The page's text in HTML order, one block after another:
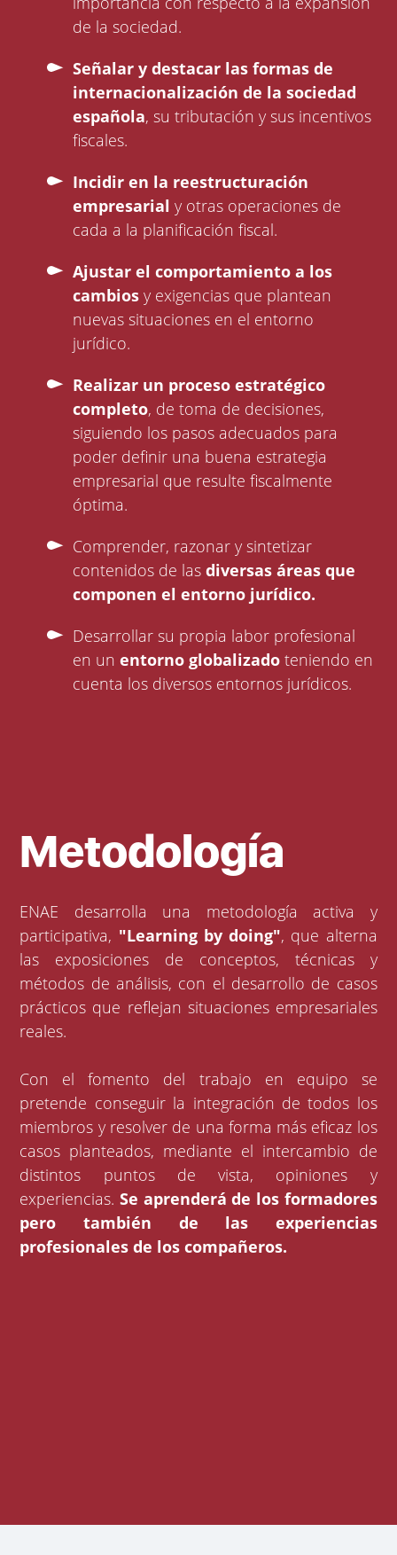
de la sociedad.
Señalar y destacar las formas de
internacionalización de la sociedad
española, su tributación y sus incentivos
fiscales.
Incidir en la reestructuración
empresarial y otras operaciones de
cada a la planificación fiscal.
Ajustar el comportamiento a los
cambiosy exigencias que plantean
nuevas situaciones en el entorno
jurídico.
Realizar un proceso estratégico
completo, de toma de decisiones,
siguiendo los pasos adecuados para
poder definir una buena estrategia
empresarial que resulte fiscalmente
óptima.
Comprender, razonar y sintetizar
contenidos de lasdiversas áreas que
componen el entorno jurídico.
Desarrollar su propia labor profesional
en un entorno globalizado teniendo en
cuenta los diversos entornos jurídicos.
Metodología
ENAE desarrolla una metodología activa y
participativa, "Learning by doing", que alterna
las exposiciones de conceptos, técnicas y
métodos de análisis, con el desarrollo de casos
prácticos que reflejan situaciones empresariales
reales.
Con el fomento del trabajo en equipo se
pretende conseguir la integración de todos los
miembros y resolver de una forma más eficaz los
casos planteados, mediante el intercambio de
distintos puntos de vista, opiniones y
experiencias.Se aprenderá de los formadores
pero también de las experiencias
profesionales de los compañeros.